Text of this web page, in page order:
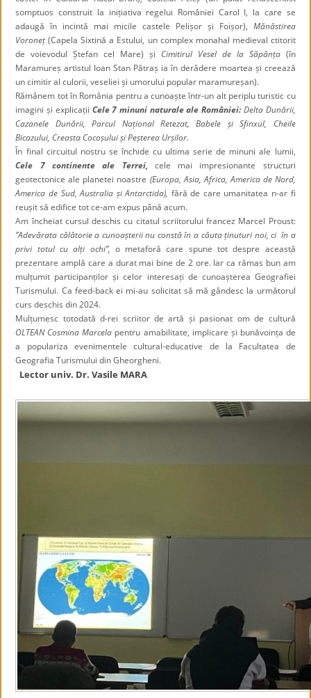
somptuos construit la inițiativa regelui României Carol I, la care se
adaugă în incintă mai micile castele Pelișor și Foișor), Mănăstirea
Voroneț(Capela Sixtină a Estului, un complex monahal medieval ctitorit
de voievodul Ștefan cel Mare) și Cimitirul Vesel de la Săpânța(în
Maramureș artistul Ioan Stan Pătraș ia în derâdere moartea și creează
un cimitir al culorii, veseliei și umorului popular maramureșan).
Rămânem tot în România pentru a cunoaște într-un alt periplu turistic cu
imagini și explicații Cele 7 minuni naturale ale României: Delta Dunării,
Cazanele Dunării, Parcul Național Retezat, Babele și Sfinxul, Cheile
Bicazului, Creasta Cocoșului și Peșterea Urșilor.
În final circuitul nostru se închide cu ultima serie de minuni ale lumii,
Cele 7 continente ale Terrei, cele mai impresionante structuri
geotectonice ale planetei noastre (Europa, Asia, Africa, America de Nord,
America de Sud, Australia și Antarctida), fără de care umanitatea n-ar fi
reușit să edifice tot ce-am expus până acum.
Am încheiat cursul deschis cu citatul scriitorului francez Marcel Proust:
”Adevărata călătorie a cunoașterii nu constă în a căuta ținuturi noi, ci în a
privi totul cu alți ochi”, o metaforă care spune tot despre această
prezentare amplă care a durat mai bine de 2 ore. Iar ca rămas bun am
mulțumit participanților și celor interesați de cunoașterea Geografiei
Turismului. Ca feed-back ei mi-au solicitat să mă gândesc la următorul
curs deschis din 2024.
Mulțumesc totodată d-rei scriitor de artă și pasionat om de cultură
OLTEAN Cosmina Marcela pentru amabilitate, implicare și bunăvoința de
a populariza evenimentele cultural-educative de la Facultatea de
Geografia Turismului din Gheorgheni.
Lector univ. Dr. Vasile MARA